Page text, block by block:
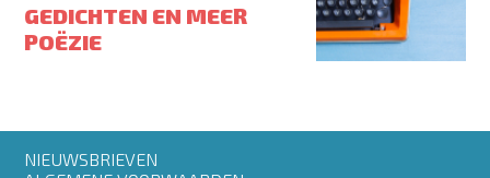
GEDICHTEN EN MEER
POËZIE
Footer
NIEUWSBRIEVEN